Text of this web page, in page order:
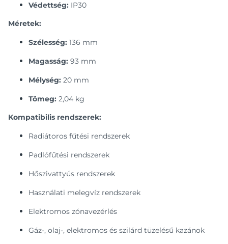
Védettség: IP30
Méretek:
Szélesség: 136 mm
Magasság: 93 mm
Mélység: 20 mm
Tömeg: 2,04 kg
Kompatibilis rendszerek:
Radiátoros fűtési rendszerek
Padlófűtési rendszerek
Hőszivattyús rendszerek
Használati melegvíz rendszerek
Elektromos zónavezérlés
Gáz-, olaj-, elektromos és szilárd tüzelésű kazánok